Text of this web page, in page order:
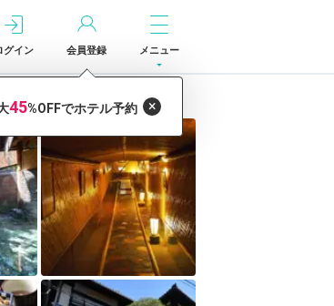
グイン 会員登録 メニュー